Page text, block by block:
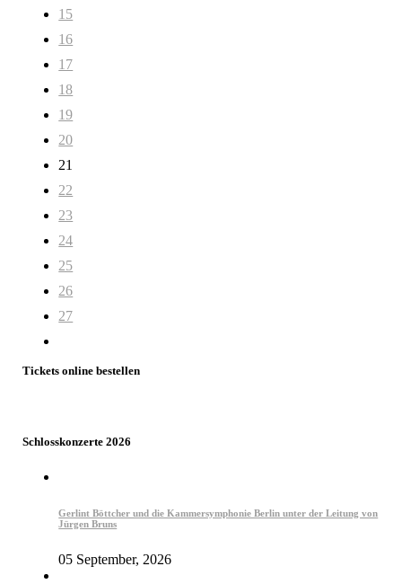
15
16
17
18
19
20
21
22
23
24
25
26
27
Tickets online bestellen
Schlosskonzerte 2026
Gerlint Böttcher und die Kammersymphonie Berlin unter der Leitung von
Jürgen Bruns
05 September, 2026